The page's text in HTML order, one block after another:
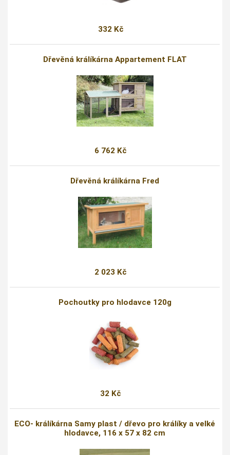
332 Kč
Dřevěná králíkárna Appartement FLAT
6 762 Kč
Dřevěná králíkárna Fred
2 023 Kč
Pochoutky pro hlodavce 120g
32 Kč
ECO- králíkárna Samy plast / dřevo pro králíky a velké
hlodavce, 116 x 57 x 82 cm